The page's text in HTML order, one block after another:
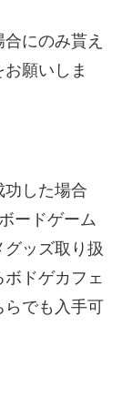
にのみ貰え
願いしま
功した場合
ードゲーム
ッズ取り扱
ドゲカフェ
でも入手可